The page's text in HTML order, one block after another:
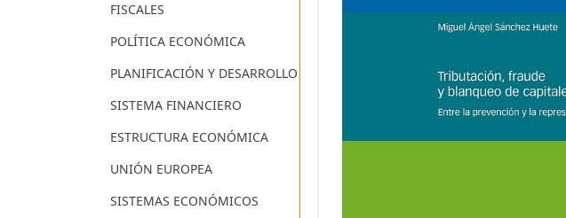
FISCALES
POLÍTICA ECONÓMICA
PLANIFICACIÓN Y DESARROLLO
SISTEMA FINANCIERO
ESTRUCTURA ECONÓMICA
UNIÓN EUROPEA
SISTEMAS ECONÓMICOS